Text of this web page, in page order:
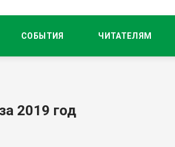
СОБЫТИЯ ЧИТАТЕЛЯМ
2019 год